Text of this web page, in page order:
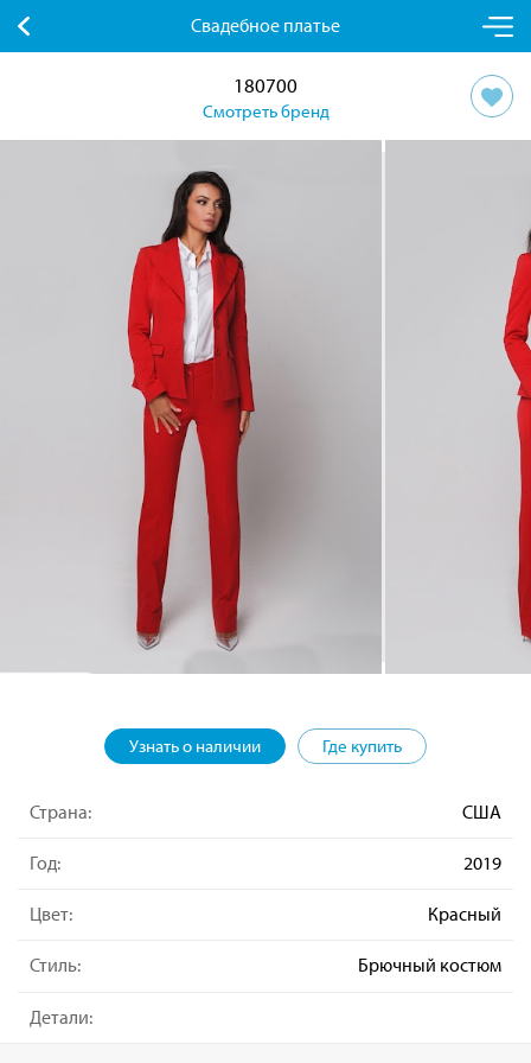
Свадебное платье
180700
Смотреть бренд
Узнать о наличии Где купить
Страна: США
Год: 2019
Цвет: Красный
Стиль: Брючный костюм
Детали: